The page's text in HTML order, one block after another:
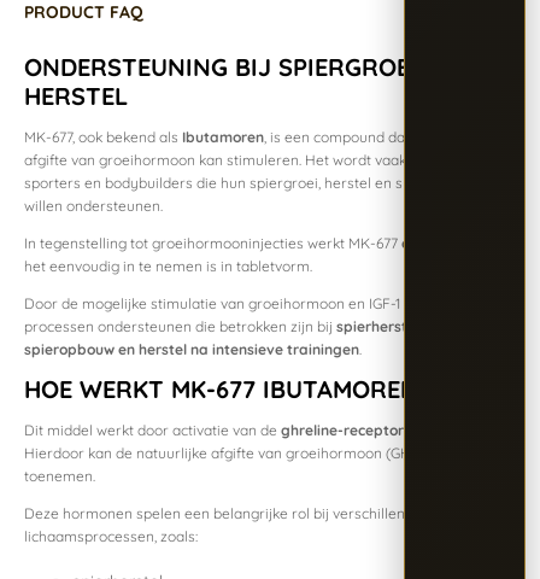
PRODUCT FAQ
ONDERSTEUNING BIJ SPIERGROEI EN
HERSTEL
MK-677, ook bekend als Ibutamoren, is een compound dat de natuurlijke
afgifte van groeihormoon kan stimuleren. Het wordt vaak gebruikt door
sporters en bodybuilders die hun spiergroei, herstel en slaapkwaliteit
willen ondersteunen.
In tegenstelling tot groeihormooninjecties werkt MK-677 oraal
het eenvoudig in te nemen is in tabletvorm.
Door de mogelijke stimulatie van groeihormoon en IGF-1 kan het lichaam
processen ondersteunen die betrokken zijn bij spierherstel,
spieropbouw en herstel na intensieve trainingen.
HOE WERKT MK-677 IBUTAMOREN?
Dit middel werkt door activatie van de ghreline-receptor
Hierdoor kan de natuurlijke afgifte van groeihormoon (GH) en
toenemen.
Deze hormonen spelen een belangrijke rol bij verschillende
lichaamsprocessen, zoals: